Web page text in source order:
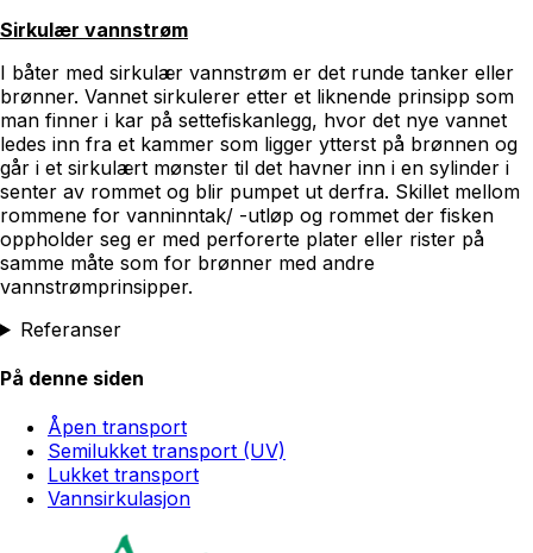
Sirkulær vannstrøm
I båter med sirkulær vannstrøm er det runde tanker eller
brønner. Vannet sirkulerer etter et liknende prinsipp som
man finner i kar på settefiskanlegg, hvor det nye vannet
ledes inn fra et kammer som ligger ytterst på brønnen og
går i et sirkulært mønster til det havner inn i en sylinder i
senter av rommet og blir pumpet ut derfra. Skillet mellom
rommene for vanninntak/ -utløp og rommet der fisken
oppholder seg er med perforerte plater eller rister på
samme måte som for brønner med andre
vannstrømprinsipper.
Referanser
På denne siden
Åpen transport
Semilukket transport (UV)
Lukket transport
Vannsirkulasjon